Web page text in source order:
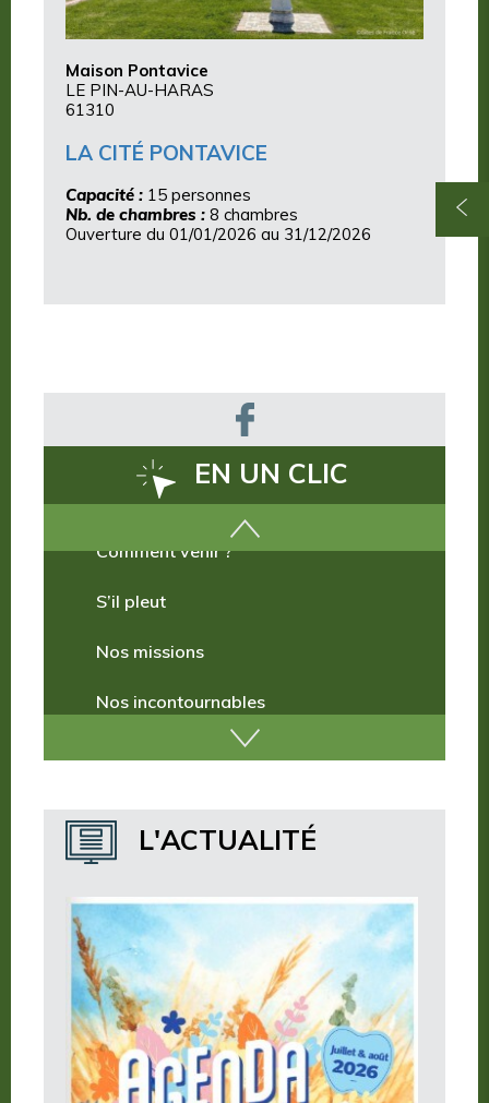
Maison Pontavice
LE PIN-AU-HARAS
61310
LA CITÉ PONTAVICE
Capacité : 15 personnes
Nb. de chambres : 8 chambres
Ouverture du 01/01/2026 au 31/12/2026
EN UN CLIC
Nos incontournables
Où dormir ?
L'ACTUALITÉ